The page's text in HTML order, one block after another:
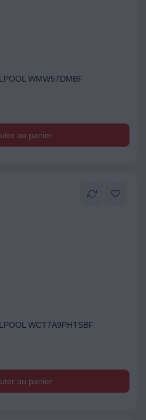
WMW57DMBF
au panier
WCT7A9PHTSBF
au panier